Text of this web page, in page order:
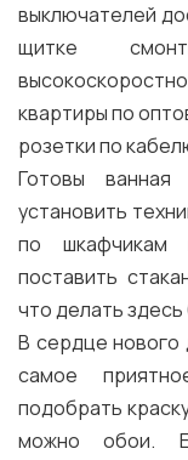
выключателей
щитке
квартиры по
розетки по
Готовы
установить
по шкафчикам
поставить
что делать
В сердце нового
самое
подобрать
можно обои.